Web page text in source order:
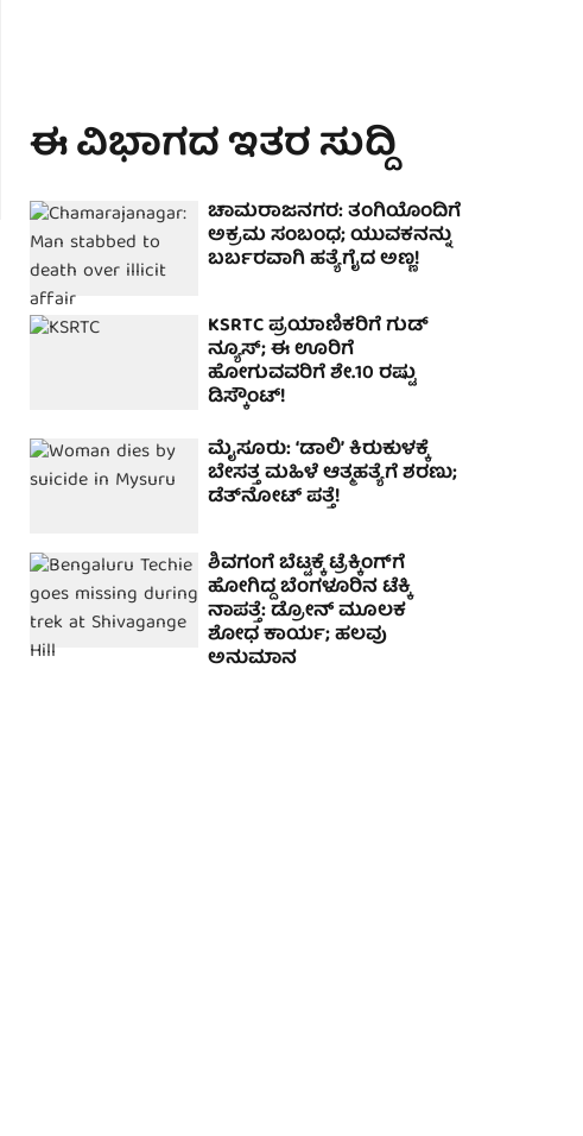
ಈ ವಿಭಾಗದ ಇತರ ಸುದ್ದಿ
ಚಾಮರಾಜನಗರ: ತಂಗಿಯೊಂದಿಗೆ
ಅಕ್ರಮ ಸಂಬಂಧ; ಯುವಕನನ್ನು
ಬರ್ಬರವಾಗಿ ಹತ್ಯೆಗೈದ ಅಣ್ಣ!
KSRTC ಪ್ರಯಾಣಿಕರಿಗೆ ಗುಡ್
ನ್ಯೂಸ್; ಈ ಊರಿಗೆ
ಹೋಗುವವರಿಗೆ ಶೇ.10 ರಷ್ಟು
ಡಿಸ್ಕೌಂಟ್!
ಮೈಸೂರು: ʻಡಾಲಿʼ ಕಿರುಕುಳಕ್ಕೆ
ಬೇಸತ್ತ ಮಹಿಳೆ ಆತ್ಮಹತ್ಯೆಗೆ ಶರಣು;
ಡೆತ್‌ನೋಟ್‌ ಪತ್ತೆ!
ಶಿವಗಂಗೆ ಬೆಟ್ಟಕ್ಕೆ ಟ್ರೆಕ್ಕಿಂಗ್‌ಗೆ
ಹೋಗಿದ್ದ ಬೆಂಗಳೂರಿನ ಟೆಕ್ಕಿ
ನಾಪತ್ತೆ: ಡ್ರೋನ್ ಮೂಲಕ
ಶೋಧ ಕಾರ್ಯ; ಹಲವು
ಅನುಮಾನ